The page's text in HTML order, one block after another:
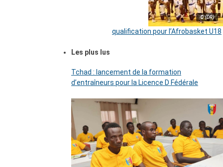
© (DR)
qualification pour l’Afrobasket U18
Les plus lus
Tchad : lancement de la formation
d’entraîneurs pour la Licence D Fédérale